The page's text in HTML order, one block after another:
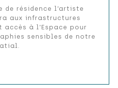
de résidence l’artiste
aux infrastructures
à l’Espace pour
sensibles de notre